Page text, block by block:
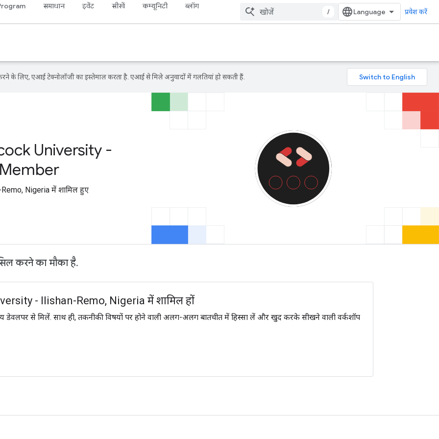
समाधान इवेंट सीखें कम्यूनिटी ब्लॉग
/ प्रवेश करें
के लिए, एआई टेक्नोलॉजी का इस्तेमाल करता है. एआई से मिले अनुवादों में गलतियां हो सकती हैं.
University -
Nigeria में शामिल हुए
करने का मौका है.
- Ilishan-Remo, Nigeria में शामिल हों
डेवलपर से मिलें. साथ ही, तकनीकी विषयों पर होने वाली अलग-अलग बातचीत में हिस्सा लें और खुद करके सीखने वाली वर्कशॉप